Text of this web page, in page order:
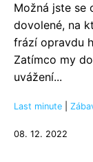
Možná jste se
dovolené, na
frází opravdu
Zatímco my
uvážení...
Last minute
08. 12. 2022